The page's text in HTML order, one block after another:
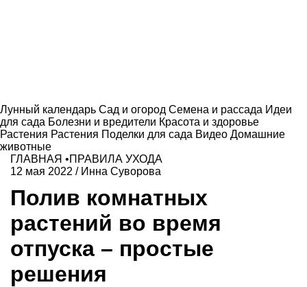
Лунный календарь Сад и огород Семена и рассада Идеи
для сада Болезни и вредители Красота и здоровье
Растения Растения Поделки для сада Видео Домашние
животные
ГЛАВНАЯ •ПРАВИЛА УХОДА
12 мая 2022 / Инна Суворова
Полив комнатных
растений во время
отпуска – простые
решения